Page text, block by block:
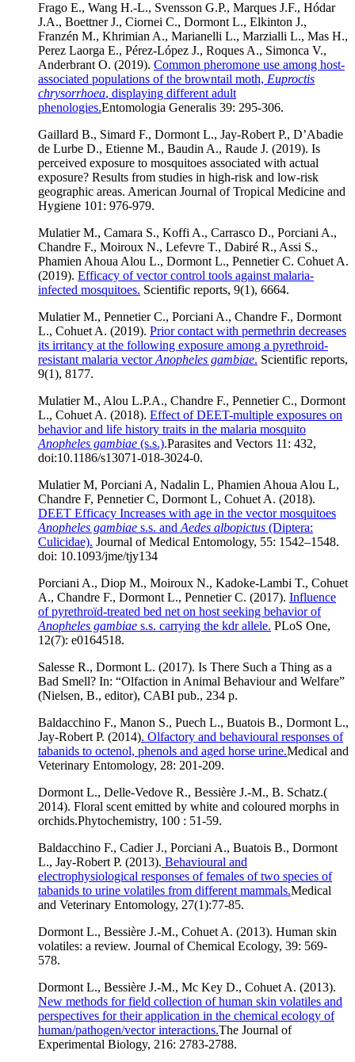
Frago E., Wang H.-L., Svensson G.P., Marques J.F., Hódar
J.A., Boettner J., Ciornei C., Dormont L., Elkinton J.,
Franzén M., Khrimian A., Marianelli L., Marzialli L., Mas H.,
Perez Laorga E., Pérez-López J., Roques A., Simonca V.,
Anderbrant O. (2019). Common pheromone use among host-
associated populations of the browntail moth, Euproctis
chrysorrhoea, displaying different adult
phenologies.Entomologia Generalis 39: 295-306.
Gaillard B., Simard F., Dormont L., Jay-Robert P., D’Abadie
de Lurbe D., Etienne M., Baudin A., Raude J. (2019). Is
perceived exposure to mosquitoes associated with actual
exposure? Results from studies in high-risk and low-risk
geographic areas. American Journal of Tropical Medicine and
Hygiene 101: 976-979.
Mulatier M., Camara S., Koffi A., Carrasco D., Porciani A.,
Chandre F., Moiroux N., Lefevre T., Dabiré R., Assi S.,
Phamien Ahoua Alou L., Dormont L., Pennetier C. Cohuet A.
(2019). Efficacy of vector control tools against malaria-
infected mosquitoes. Scientific reports, 9(1), 6664.
Mulatier M., Pennetier C., Porciani A., Chandre F., Dormont
L., Cohuet A. (2019). Prior contact with permethrin decreases
its irritancy at the following exposure among a pyrethroid-
resistant malaria vectorAnopheles gambiae. Scientific reports,
9(1), 8177.
Mulatier M., Alou L.P.A., Chandre F., Pennetier C., Dormont
L., Cohuet A. (2018). Effect of DEET-multiple exposures on
behavior and life history traits in the malaria mosquito
Anopheles gambiae (s.s.).Parasites and Vectors 11: 432,
doi:10.1186/s13071-018-3024-0.
Mulatier M, Porciani A, Nadalin L, Phamien Ahoua Alou L,
Chandre F, Pennetier C, Dormont L, Cohuet A. (2018).
DEET Efficacy Increases with age in the vector mosquitoes
Anopheles gambiae s.s. and Aedes albopictus (Diptera:
Culicidae). Journal of Medical Entomology, 55: 1542–1548.
doi: 10.1093/jme/tjy134
Porciani A., Diop M., Moiroux N., Kadoke-Lambi T., Cohuet
A., Chandre F., Dormont L., Pennetier C. (2017). Influence
of pyrethroïd-treated bed net on host seeking behavior of
Anopheles gambiae s.s. carrying the kdr allele. PLoS One,
12(7): e0164518.
Salesse R., Dormont L. (2017). Is There Such a Thing as a
Bad Smell? In: “Olfaction in Animal Behaviour and Welfare”
(Nielsen, B., editor), CABI pub., 234 p.
Baldacchino F., Manon S., Puech L., Buatois B., Dormont L.,
Jay-Robert P. (2014). Olfactory and behavioural responses of
tabanids to octenol, phenols and aged horse urine.Medical and
Veterinary Entomology, 28: 201-209.
Dormont L., Delle-Vedove R., Bessière J.-M., B. Schatz.(
2014). Floral scent emitted by white and coloured morphs in
orchids.Phytochemistry, 100 : 51-59.
Baldacchino F., Cadier J., Porciani A., Buatois B., Dormont
L., Jay-Robert P. (2013). Behavioural and
electrophysiological responses of females of two species of
tabanids to urine volatiles from different mammals.Medical
and Veterinary Entomology, 27(1):77-85.
Dormont L., Bessière J.-M., Cohuet A. (2013). Human skin
volatiles: a review. Journal of Chemical Ecology, 39: 569-
578.
Dormont L., Bessière J.-M., Mc Key D., Cohuet A. (2013).
New methods for field collection of human skin volatiles and
perspectives for their application in the chemical ecology of
human/pathogen/vector interactions.The Journal of
Experimental Biology, 216: 2783-2788.